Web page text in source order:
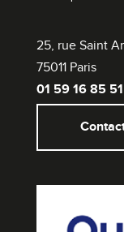
25, rue Saint
75011 Paris
01 59 16 85 51